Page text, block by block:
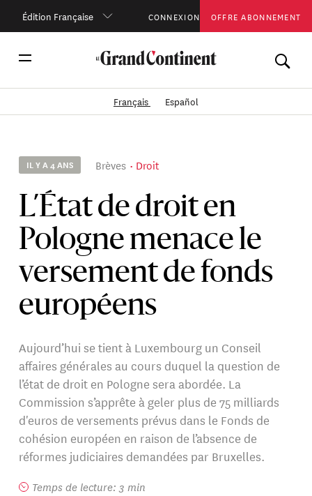
Édition Française CONNEXION OFFRE ABONNEMENT
Français Español
IL Y A 4 ANS Brèves Droit
L’État de droit en
Pologne menace le
versement de fonds
européens
Aujourd’hui se tient à Luxembourg un Conseil
affaires générales au cours duquel la question de
l’état de droit en Pologne sera abordée. La
Commission s’apprête à geler plus de 75 milliards
d'euros de versements prévus dans le Fonds de
cohésion européen en raison de l’absence de
réformes judiciaires demandées par Bruxelles.
Temps de lecture: 3 min